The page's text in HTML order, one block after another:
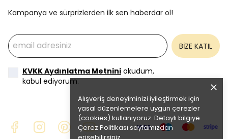
Alışveriş deneyiminizi iyileştirmek için
yasal düzenlemelere uygun çerezler
(cookies) kullanıyoruz. Detaylı bilgiye
Çerez Politikası sayfamızdan
Kampanya ve sürprizlerden ilk sen haberdar ol!
BİZE KATIL
KVKK Aydınlatma Metnini okudum,
kabul ediyorum.